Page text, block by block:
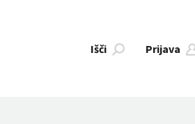
Išči Prijava